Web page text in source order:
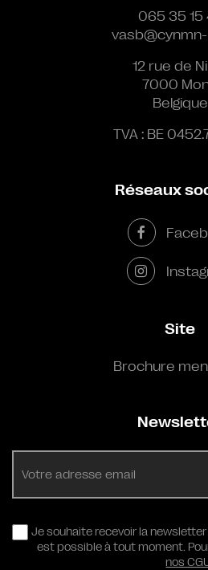
065 35 15
12 rue de
7000
Belgique
TVA : BE
Réseaux
Site
Brochure
Je souhaite recevoir la
est possible à tout moment.
nos